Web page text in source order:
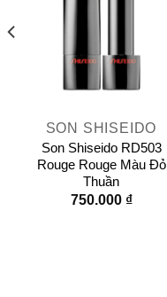
SON SHISEIDO
Son Shiseido RD503
Rouge Rouge Màu Đỏ
Thuần
750.000 ₫